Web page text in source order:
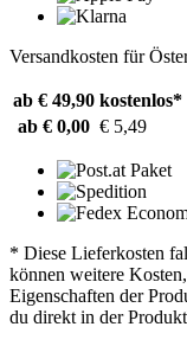
Versandkosten für
ab € 49,90 kostenlos*
ab € 0,00 € 5,49
* Diese Lieferkosten
können weitere
Eigenschaften der
du direkt in der